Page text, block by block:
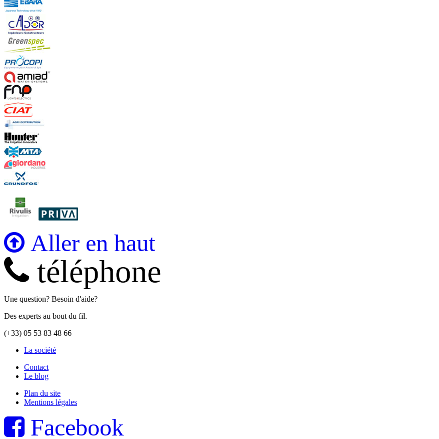
Aller en haut
téléphone
Une question? Besoin d'aide?
Des experts au bout du fil.
(+33) 05 53 83 48 66
La société
Contact
Le blog
Plan du site
Mentions légales
Facebook